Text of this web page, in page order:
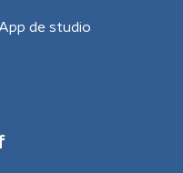
App de studio